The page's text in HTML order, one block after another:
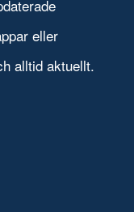
eller
alltid aktuellt.